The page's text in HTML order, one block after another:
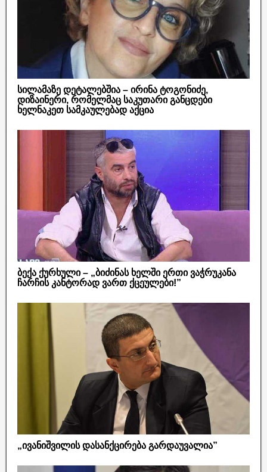
სილამაზე დეტალებშია – ირინა ტოგონიძე,
დიზაინერი, რომელმაც საკუთარი განცდები
ხელნაკეთ სამკაულებად აქცია
ბექა ქურხული – „ბიძინას ხელში ერთი ვაჭრუკანა
ჩარჩის კანტორად ვართ ქცეულები!”
„ივანიშვილის დასანქცირება გარდაუვალია”